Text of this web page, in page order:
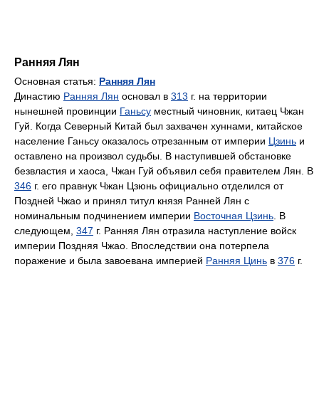
Ранняя Лян
Основная статья: Ранняя Лян
Династию Ранняя Лян основал в 313 г. на территории
нынешней провинции Ганьсу местный чиновник, китаец Чжан
Гуй. Когда Северный Китай был захвачен хуннами, китайское
население Ганьсу оказалось отрезанным от империи Цзинь и
оставлено на произвол судьбы. В наступившей обстановке
безвластия и хаоса, Чжан Гуй объявил себя правителем Лян. В
346 г. его правнук Чжан Цзюнь официально отделился от
Поздней Чжао и принял титул князя Ранней Лян с
номинальным подчинением империи Восточная Цзинь. В
следующем, 347 г. Ранняя Лян отразила наступление войск
империи Поздняя Чжао. Впоследствии она потерпела
поражение и была завоевана империей Ранняя Цинь в 376 г.